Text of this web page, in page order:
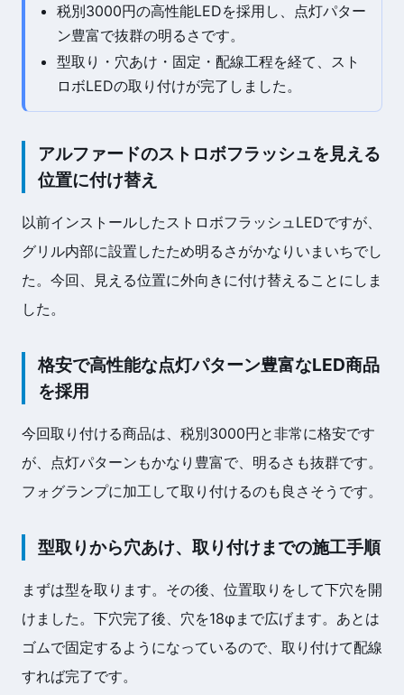
税別3000円の高性能LEDを採用し、点灯パター
ン豊富で抜群の明るさです。
型取り・穴あけ・固定・配線工程を経て、スト
ロボLEDの取り付けが完了しました。
アルファードのストロボフラッシュを見える
位置に付け替え
以前インストールしたストロボフラッシュLEDですが、
グリル内部に設置したため明るさがかなりいまいちでし
た。今回、見える位置に外向きに付け替えることにしま
した。
格安で高性能な点灯パターン豊富なLED商品
を採用
今回取り付ける商品は、税別3000円と非常に格安です
が、点灯パターンもかなり豊富で、明るさも抜群です。
フォグランプに加工して取り付けるのも良さそうです。
型取りから穴あけ、取り付けまでの施工手順
まずは型を取ります。その後、位置取りをして下穴を開
けました。下穴完了後、穴を18φまで広げます。あとは
ゴムで固定するようになっているので、取り付けて配線
すれば完了です。